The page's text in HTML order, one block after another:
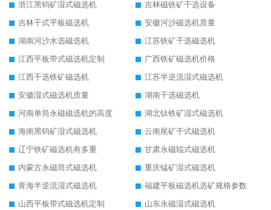
浙江黑钨矿湿式磁选机
吉林磁铁矿干选设备
吉林干式平板磁选机
安徽河沙磁选机质量
湖南河沙水选磁选机
江苏铁矿干选磁选机
江西平板带式磁选机定制
广西铁矿磁选机价格
江西干选铁矿磁选机
江苏半逆流湿式磁选机
安徽湿式磁选机质量
湖南干选磁选机
河南单筒永磁磁选机的高度
湖北钛铁矿湿式磁选机
海南黑钨矿湿式磁选机
云南尾矿干式磁选机
辽宁铁矿磁选机有多重
甘肃永磁辊式磁选机
内蒙古永磁筒式磁选机
重庆锰矿湿式磁选机
青海半逆流湿式磁选机
福建平板磁选机选矿规格参数
山西平板带式磁选机定制
山东永磁湿式磁选机